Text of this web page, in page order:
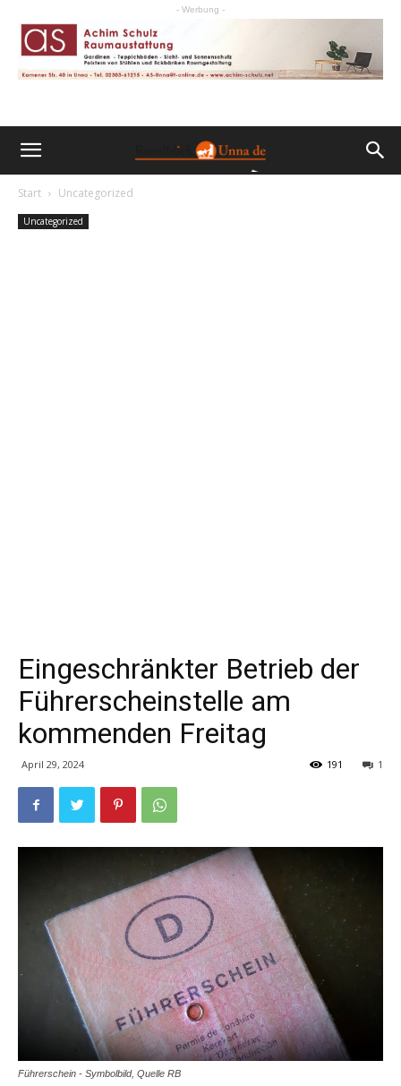
- Werbung -
Start Uncategorized
Uncategorized
Eingeschränkter Betrieb der
Führerscheinstelle am
kommenden Freitag
April 29, 2024 1
191
Führerschein - Symbolbild, Quelle RB